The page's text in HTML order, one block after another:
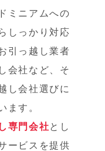
ミニアムへの
しっかり対応
引っ越し業者
会社など、そ
し会社選びに
ます。
専門会社とし
ービスを提供